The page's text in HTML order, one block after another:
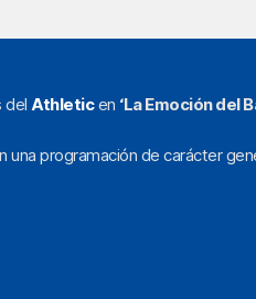
del Athleticen ‘La Emoción del
programación de carácter